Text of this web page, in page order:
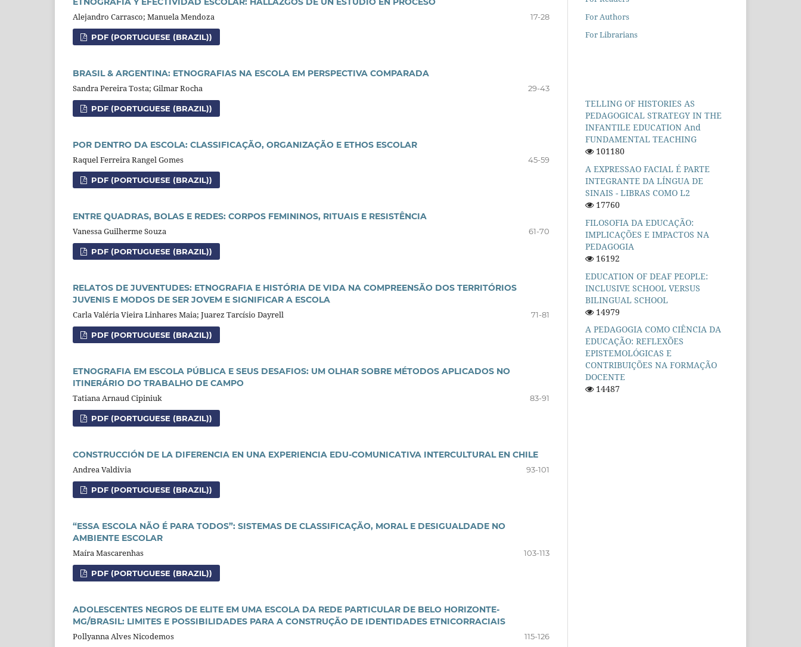
Alejandro Carrasco; Manuela Mendoza
17-28
PDF (PORTUGUESE (BRAZIL))
BRASIL & ARGENTINA: ETNOGRAFIAS NA ESCOLA EM PERSPECTIVA COMPARADA
Sandra Pereira Tosta; Gilmar Rocha
29-43
PDF (PORTUGUESE (BRAZIL))
POR DENTRO DA ESCOLA: CLASSIFICAÇÃO, ORGANIZAÇÃO E ETHOS ESCOLAR
Raquel Ferreira Rangel Gomes
45-59
PDF (PORTUGUESE (BRAZIL))
ENTRE QUADRAS, BOLAS E REDES: CORPOS FEMININOS, RITUAIS E RESISTÊNCIA
Vanessa Guilherme Souza
61-70
PDF (PORTUGUESE (BRAZIL))
RELATOS DE JUVENTUDES: ETNOGRAFIA E HISTÓRIA DE VIDA NA COMPREENSÃO DOS TERRITÓRIOS
JUVENIS E MODOS DE SER JOVEM E SIGNIFICAR A ESCOLA
Carla Valéria Vieira Linhares Maia; Juarez Tarcísio Dayrell
71-81
PDF (PORTUGUESE (BRAZIL))
ETNOGRAFIA EM ESCOLA PÚBLICA E SEUS DESAFIOS: UM OLHAR SOBRE MÉTODOS APLICADOS NO
ITINERÁRIO DO TRABALHO DE CAMPO
Tatiana Arnaud Cipiniuk
83-91
PDF (PORTUGUESE (BRAZIL))
CONSTRUCCIÓN DE LA DIFERENCIA EN UNA EXPERIENCIA EDU-COMUNICATIVA INTERCULTURAL EN CHILE
Andrea Valdivia
93-101
PDF (PORTUGUESE (BRAZIL))
“ESSA ESCOLA NÃO É PARA TODOS”: SISTEMAS DE CLASSIFICAÇÃO, MORAL E DESIGUALDADE NO
AMBIENTE ESCOLAR
Maíra Mascarenhas
103-113
PDF (PORTUGUESE (BRAZIL))
ADOLESCENTES NEGROS DE ELITE EM UMA ESCOLA DA REDE PARTICULAR DE BELO HORIZONTE-
MG/BRASIL: LIMITES E POSSIBILIDADES PARA A CONSTRUÇÃO DE IDENTIDADES ETNICORRACIAIS
Pollyanna Alves Nicodemos
115-126
For Authors
For Librarians
TELLING OF HISTORIES AS
PEDAGOGICAL STRATEGY IN THE
INFANTILE EDUCATION And
FUNDAMENTAL TEACHING
101180
A EXPRESSAO FACIAL É PARTE
INTEGRANTE DA LÍNGUA DE
SINAIS - LIBRAS COMO L2
17760
FILOSOFIA DA EDUCAÇÃO:
IMPLICAÇÕES E IMPACTOS NA
PEDAGOGIA
16192
EDUCATION OF DEAF PEOPLE:
INCLUSIVE SCHOOL VERSUS
BILINGUAL SCHOOL
14979
A PEDAGOGIA COMO CIÊNCIA DA
EDUCAÇÃO: REFLEXÕES
EPISTEMOLÓGICAS E
CONTRIBUIÇÕES NA FORMAÇÃO
DOCENTE
14487